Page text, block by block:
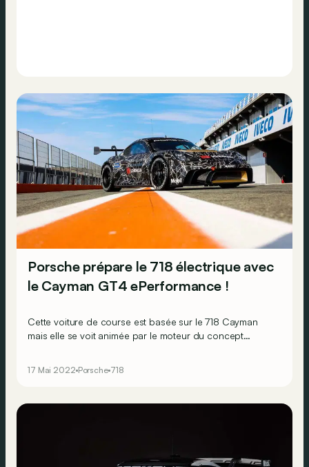
Porsche prépare le 718 électrique avec
le Cayman GT4 ePerformance !
Cette voiture de course est basée sur le 718 Cayman
mais elle se voit animée par le moteur du concept
17 Mai 2022 Porsche 718